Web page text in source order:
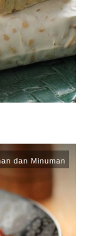
dan Minuman